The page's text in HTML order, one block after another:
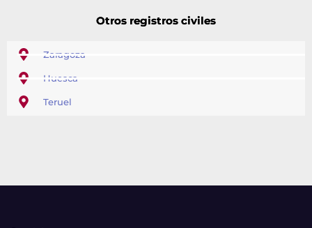
Otros registros civiles
Zaragoza
Huesca
Teruel